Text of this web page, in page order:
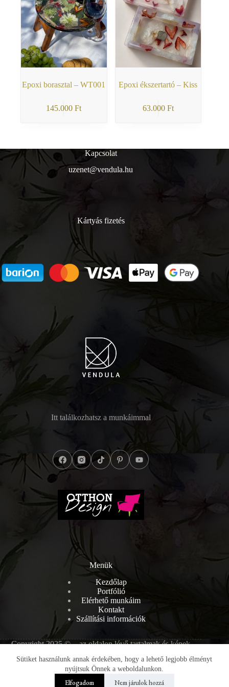
Sütiket használunk annak érdekében, hogy a lehető legjobb élményt
nyújtsuk Önnek a weboldalunkon.
Elfogadom Nem járulok hozzá
Epoxi borasztal – WT001
145.000Ft
Epoxi ékszertartó – Kiss
63.000 Ft
Kapcsolat
uzenet@vendula.hu
Kártyás fizetés
Itt találkozhatsz a munkáimmal
Menük
Kezdőlap
Portfólió
Elérhető munkáim
Kontakt
Szállítási információk
Copyright 2025 © - az oldalon lévő tartalmak és képek
másolása törvénybe ütköző.